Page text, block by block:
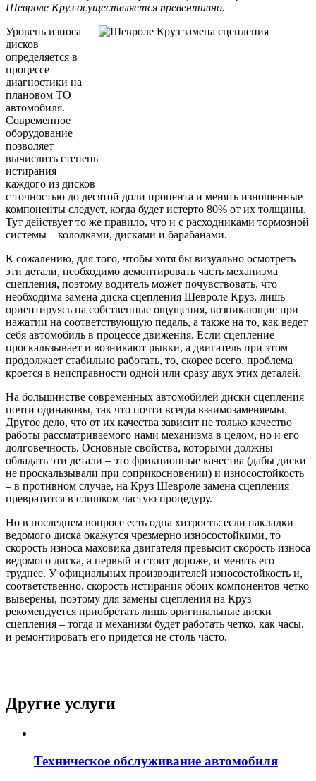
Шевроле Круз осуществляется превентивно.
Уровень износа
дисков
определяется в
процессе
диагностики на
плановом ТО
автомобиля.
Современное
оборудование
позволяет
вычислить степень
истирания
каждого из дисков
с точностью до десятой доли процента и менять изношенные
компоненты следует, когда будет истерто 80% от их толщины.
Тут действует то же правило, что и с расходниками тормозной
системы – колодками, дисками и барабанами.
К сожалению, для того, чтобы хотя бы визуально осмотреть
эти детали, необходимо демонтировать часть механизма
сцепления, поэтому водитель может почувствовать, что
необходима замена диска сцепления Шевроле Круз, лишь
ориентируясь на собственные ощущения, возникающие при
нажатии на соответствующую педаль, а также на то, как ведет
себя автомобиль в процессе движения. Если сцепление
проскальзывает и возникают рывки, а двигатель при этом
продолжает стабильно работать, то, скорее всего, проблема
кроется в неисправности одной или сразу двух этих деталей.
На большинстве современных автомобилей диски сцепления
почти одинаковы, так что почти всегда взаимозаменяемы.
Другое дело, что от их качества зависит не только качество
работы рассматриваемого нами механизма в целом, но и его
долговечность. Основные свойства, которыми должны
обладать эти детали – это фрикционные качества (дабы диски
не проскальзывали при соприкосновении) и износостойкость
– в противном случае, на Круз Шевроле замена сцепления
превратится в слишком частую процедуру.
Но в последнем вопросе есть одна хитрость: если накладки
ведомого диска окажутся чрезмерно износостойкими, то
скорость износа маховика двигателя превысит скорость износа
ведомого диска, а первый и стоит дороже, и менять его
труднее. У официальных производителей износостойкость и,
соответственно, скорость истирания обоих компонентов четко
выверены, поэтому для замены сцепления на Круз
рекомендуется приобретать лишь оригинальные диски
сцепления – тогда и механизм будет работать четко, как часы,
и ремонтировать его придется не столь часто.
Другие услуги
Техническое обслуживание автомобиля